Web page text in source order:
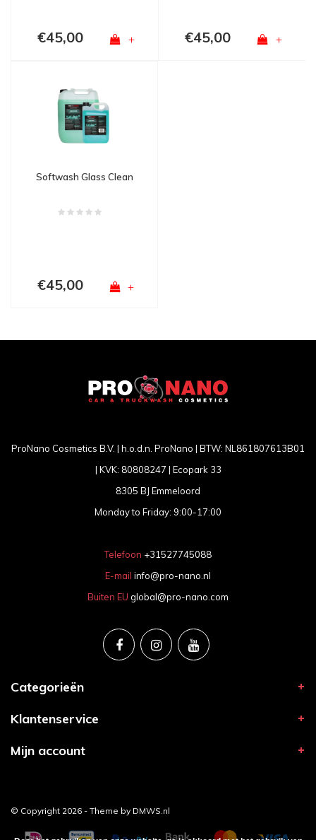
€45,00 + €45,00 +
Softwash Glass Clean
€45,00 +
ProNano Cosmetics B.V. | h.o.d.n. ProNano | BTW: NL861807613B01
| KVK: 80808247 | Ecopark 33
8305 BJ Emmeloord
Monday to Friday: 9:00-17:00
Telefoon +31527745088
E-mail info@pro-nano.nl
Buiten EU global@pro-nano.com
Categorieën
Klantenservice
Mijn account
© Copyright 2026 - Theme by DMWS.nl